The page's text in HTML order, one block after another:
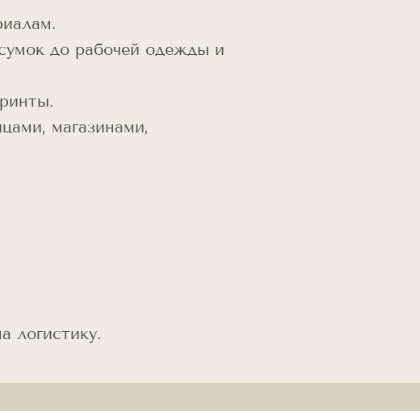
до рабочей одежды и
магазинами,
логистику.